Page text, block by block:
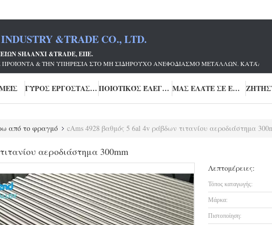
&TRADE CO., LTD.
SHAANXI &TRADE, ΕΠΕ.
& ΤΗΝ ΥΠΗΡΕΣΊΑ ΣΤΟ ΜΗ ΣΙΔΗΡΟΎΧΟ ΑΝΕΦΟΔΙΑΣΜΌ ΜΕΤΆΛΛΩΝ. ΚΑΤΆΛΛΗΛΟ
ΓΎΡΟΣ ΕΡΓΟΣΤΑΣΊΩΝ ΠΟΙΟΤΙΚΌΣ ΈΛΕΓΧΟΣ ΜΑΣ ΕΛΆΤΕ ΣΕ ΕΠΑΦΉ ΜΕ
από το φραγμό cAms 4928 βαθμός 5 6al 4v ράβδων τιτανίου αεροδιάστημα
αεροδιάστημα 300mm
Λεπτομέρειες:
Τόπος καταγωγής:
Μάρκα:
Πιστοποίηση: